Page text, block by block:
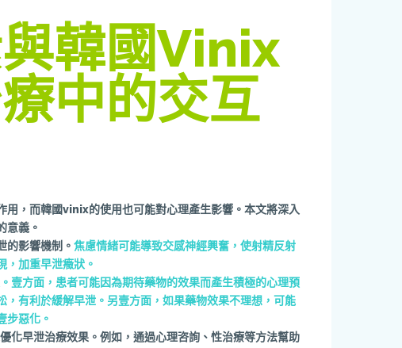
韓國vinix
中的交互
用，而韓國vinix的使用也可能對心理產生影響。本文將深入
意義。
的影響機制。 焦慮情緒可能導致交感神經興奮，使射精反射
，加重早泄癥狀。
壹方面，患者可能因為期待藥物的效果而產生積極的心理預
，有利於緩解早泄。另壹方面，如果藥物效果不理想，可能
步惡化。
化早泄治療效果。例如，通過心理咨詢、性治療等方法幫助